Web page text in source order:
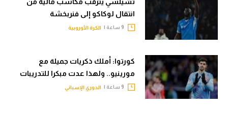
انتقال لوكاكو إلى فنربخشة
الكرة الأوروبية
كورتوا: أملك ذكريات جميلة مع
مورينيو.. ولهذا عدت مبكرا للتدريبات
الدوري الإسباني